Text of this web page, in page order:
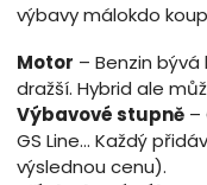
výbavy málokdo
Motor – Benzin bývá
dražší. Hybrid ale
Výbavové stupně –
GS Line… Každý
výslednou cenu).